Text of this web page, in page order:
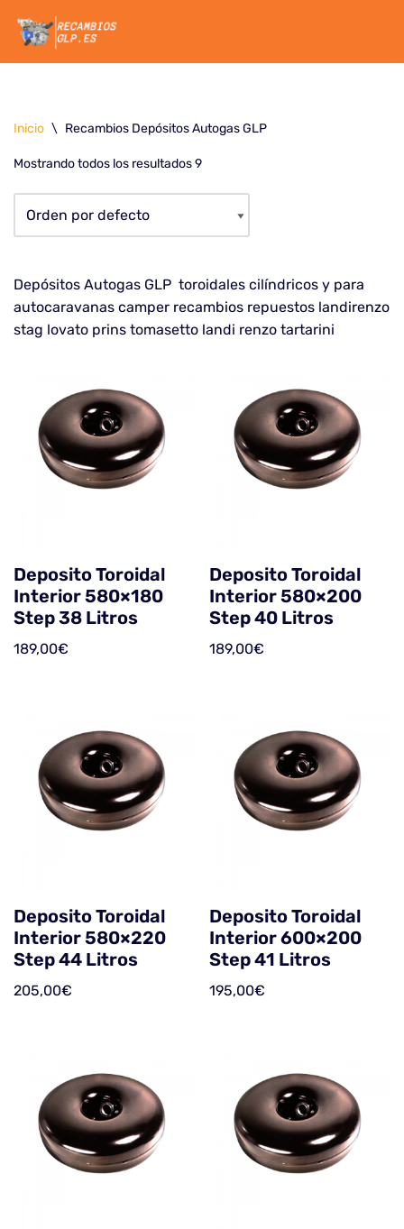
Saltar
Inicio \ Recambios Depósitos Autogas GLP
Mostrando todos los resultados 9
Depósitos Autogas GLP toroidales cilíndricos y para
autocaravanas camper recambios repuestos landirenzo
stag lovato prins tomasetto landi renzo tartarini
Deposito Toroidal
Interior 580×180
Step 38 Litros
189,00€
Deposito Toroidal
Interior 580×200
Step 40 Litros
189,00€
Deposito Toroidal
Interior 580×220
Step 44 Litros
205,00€
Deposito Toroidal
Interior 600×200
Step 41 Litros
195,00€